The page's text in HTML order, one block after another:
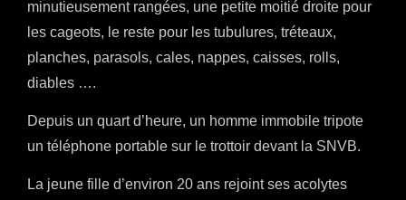
minutieusement rangées, une petite moitié droite pour
les cageots, le reste pour les tubulures, tréteaux,
planches, parasols, cales, nappes, caisses, rolls,
diables ….
Depuis un quart d’heure, un homme immobile tripote
un téléphone portable sur le trottoir devant la SNVB.
La jeune fille d’environ 20 ans rejoint ses acolytes